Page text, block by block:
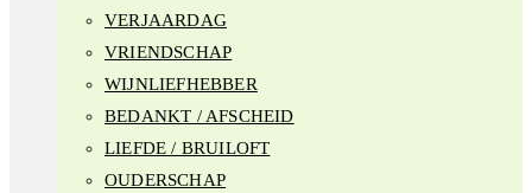
VERJAARDAG
VRIENDSCHAP
WIJNLIEFHEBBER
BEDANKT / AFSCHEID
LIEFDE / BRUILOFT
OUDERSCHAP